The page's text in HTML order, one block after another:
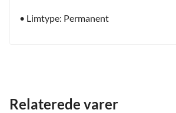
• Limtype: Permanent
Relaterede varer